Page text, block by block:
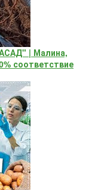
| Малина,
соответствие